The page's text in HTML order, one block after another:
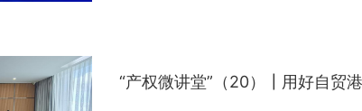
“产权微讲堂”（20）┃用好自贸